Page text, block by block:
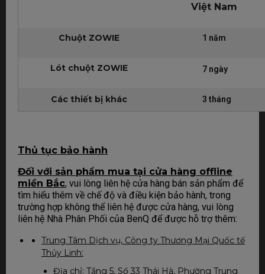
Việt Nam
Chuột ZOWIE 1 năm
Lót chuột ZOWIE 7 ngày
Các thiết bị khác 3 tháng
Thủ tục bảo hành
Đối với sản phẩm mua tại cửa hàng offline
miền Bắc, vui lòng liên hệ cửa hàng bán sản phẩm để
tìm hiểu thêm về chế độ và điều kiện bảo hành, trong
trường hợp không thể liên hệ được cửa hàng, vui lòng
liên hệ Nhà Phân Phối của BenQ để được hỗ trợ thêm:
Trung Tâm Dịch vụ, Công ty Thương Mại Quốc tế
Thủy Linh:
Địa chỉ: Tầng 5, Số 33 Thái Hà, Phường Trung